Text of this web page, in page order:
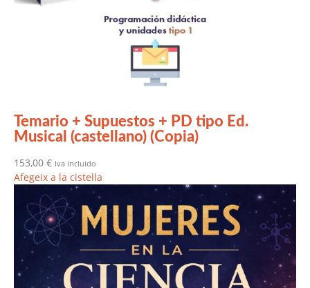
Temario + Supuestos + PD tipo Ed.
Musical (castellano) (Copia)
153,00 € Iva incluido
Afegeix a la cistella